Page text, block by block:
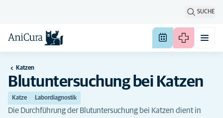
SUCHE
Katzen
Blutuntersuchung bei Katzen
Katze Labordiagnostik
Die Durchführung der Blutuntersuchung bei Katzen dient in